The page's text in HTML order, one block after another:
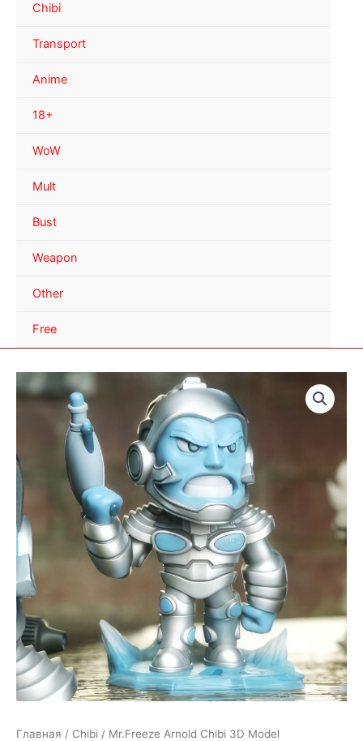
Chibi
Transport
Anime
18+
WoW
Mult
Bust
Weapon
Other
Free
Главная / Chibi / Mr.Freeze Arnold Chibi 3D Model